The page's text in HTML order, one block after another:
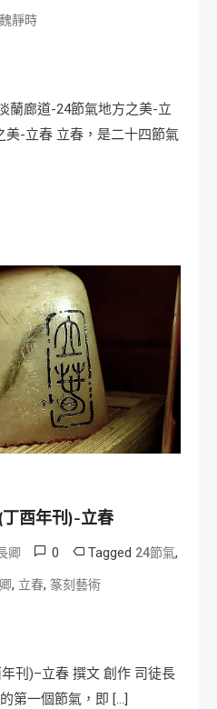
魏靜時
蘭廊道-24節氣地方之美-立
美-立春 立春，是二十四節氣
酉年刊)-立春
卿 0 Tagged 24節氣,
, 立春, 篆刻藝術
刊)–立春 撰文 創作 司徒長
第一個節氣，即 […]